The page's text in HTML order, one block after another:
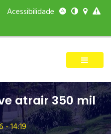
Acessibilidade
atrair 350 mil
14:19